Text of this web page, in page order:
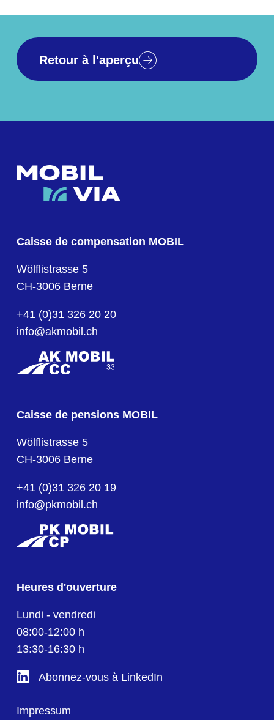
Retour à l'aperçu
Caisse de compensation MOBIL
Wölflistrasse 5
CH-3006 Berne
+41 (0)31 326 20 20
info@akmobil.ch
Caisse de pensions MOBIL
Wölflistrasse 5
CH-3006 Berne
+41 (0)31 326 20 19
info@pkmobil.ch
Heures d'ouverture
Lundi - vendredi
08:00-12:00 h
13:30-16:30 h
Abonnez-vous à LinkedIn
Impressum